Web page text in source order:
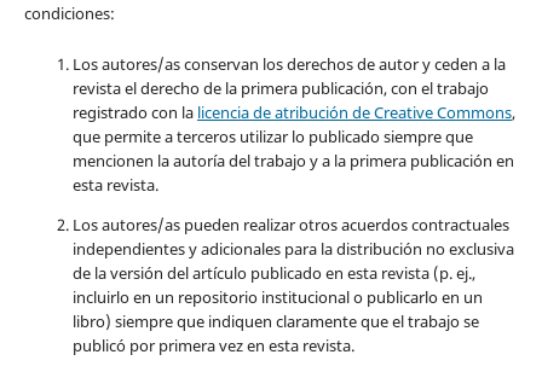
condiciones:
Los autores/as conservan los derechos de autor y ceden a la
revista el derecho de la primera publicación, con el trabajo
registrado con la licencia de atribución de Creative Commons,
que permite a terceros utilizar lo publicado siempre que
mencionen la autoría del trabajo y a la primera publicación en
esta revista.
Los autores/as pueden realizar otros acuerdos contractuales
independientes y adicionales para la distribución no exclusiva
de la versión del artículo publicado en esta revista (p. ej.,
incluirlo en un repositorio institucional o publicarlo en un
libro) siempre que indiquen claramente que el trabajo se
publicó por primera vez en esta revista.